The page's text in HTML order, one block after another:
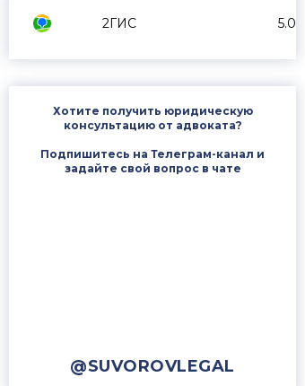
2ГИС 5.0
Хотите получить юридическую
консультацию от адвоката?
Подпишитесь на Телеграм-канал и
задайте свой вопрос в чате
@SUVOROVLEGAL